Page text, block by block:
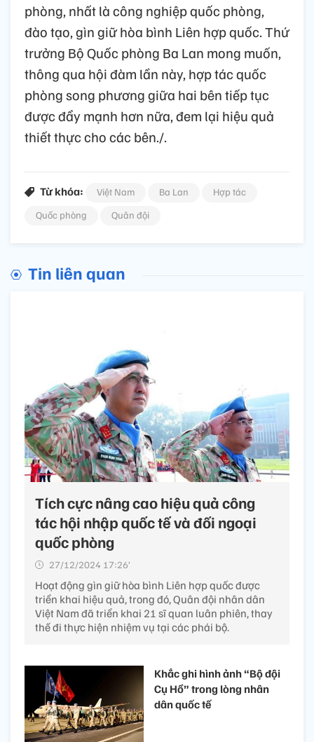
phòng, nhất là công nghiệp quốc phòng,
đào tạo, gìn giữ hòa bình Liên hợp quốc. Thứ
trưởng Bộ Quốc phòng Ba Lan mong muốn,
thông qua hội đàm lần này, hợp tác quốc
phòng song phương giữa hai bên tiếp tục
được đẩy mạnh hơn nữa, đem lại hiệu quả
thiết thực cho các bên./.
Từ khóa: Việt Nam Ba Lan
Hợp tác
Quốc phòng
Quân đội
Tin liên quan
Tích cực nâng cao hiệu quả công
tác hội nhập quốc tế và đối ngoại
quốc phòng
27/12/2024 17:26’
Hoạt động gìn giữ hòa bình Liên hợp quốc được
triển khai hiệu quả, trong đó, Quân đội nhân dân
Việt Nam đã triển khai 21 sĩ quan luân phiên, thay
thế đi thực hiện nhiệm vụ tại các phái bộ.
Khắc ghi hình ảnh “Bộ đội
Cụ Hồ” trong lòng nhân
dân quốc tế